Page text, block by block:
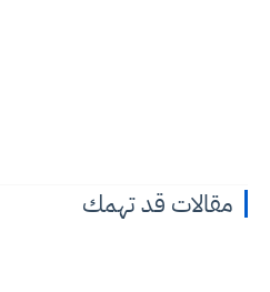
مقالات قد تهمك